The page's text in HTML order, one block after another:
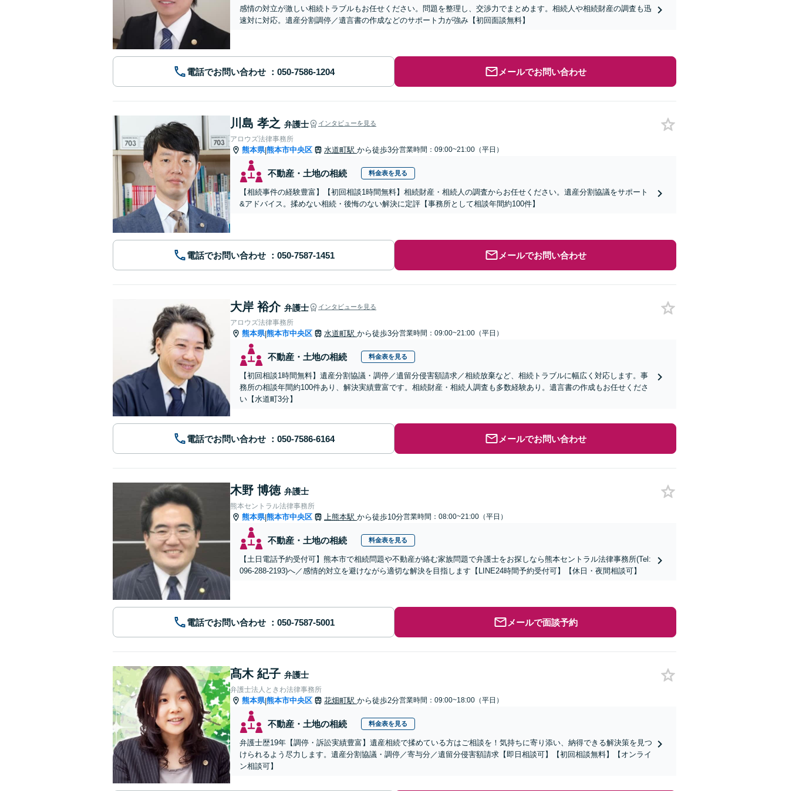
感情の対立が激しい相続トラブルもお任せください。問題を整理し、交渉力でまとめます。相続人や相続財産の調査も迅
速対に対応。遺産分割調停／遺言書の作成などのサポート力が強み【初回面談無料】
電話でお問い合わせ メールでお問い合わせ
川島 孝之 弁護士 インタビューを見る
アロウズ法律事務所
熊本県|熊本市中央区 水道町駅 から徒歩3分営業時間：09:00~21:00（平日）
不動産・土地の相続 料金表を見る
【相続事件の経験豊富】【初回相談1時間無料】相続財産・相続人の調査からお任せください。遺産分割協議をサポート
&アドバイス。揉めない相続・後悔のない解決に定評【事務所として相談年間約100件】
電話でお問い合わせ メールでお問い合わせ
大岸 裕介 弁護士 インタビューを見る
アロウズ法律事務所
熊本県|熊本市中央区 水道町駅 から徒歩3分営業時間：09:00~21:00（平日）
不動産・土地の相続 料金表を見る
【初回相談1時間無料】遺産分割協議・調停／遺留分侵害額請求／相続放棄など、相続トラブルに幅広く対応します。事
務所の相談年間約100件あり、解決実績豊富です。相続財産・相続人調査も多数経験あり。遺言書の作成もお任せくださ
い【水道町3分】
電話でお問い合わせ メールでお問い合わせ
木野 博徳 弁護士
熊本セントラル法律事務所
熊本県|熊本市中央区 上熊本駅 から徒歩10分営業時間：08:00~21:00（平日）
不動産・土地の相続 料金表を見る
【土日電話予約受付可】熊本市で相続問題や不動産が絡む家族問題で弁護士をお探しなら熊本セントラル法律事務所(Tel:
096-288-2193)へ／感情的対立を避けながら適切な解決を目指します【LINE24時間予約受付可】【休日・夜間相談可】
電話でお問い合わせ メールで面談予約
髙木 紀子 弁護士
弁護士法人ときわ法律事務所
熊本県|熊本市中央区 花畑町駅 から徒歩2分営業時間：09:00~18:00（平日）
不動産・土地の相続 料金表を見る
弁護士歴19年【調停・訴訟実績豊富】遺産相続で揉めている方はご相談を！気持ちに寄り添い、納得できる解決策を見つ
けられるよう尽力します。遺産分割協議・調停／寄与分／遺留分侵害額請求【即日相談可】【初回相談無料】【オンライ
ン相談可】